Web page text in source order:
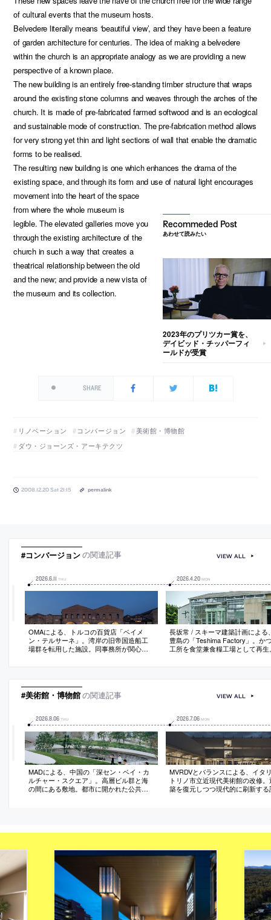
of cultural events that the museum hosts.
Belvedere literally means ‘beautiful view’, and they have been a feature
of garden architecture for centuries. The idea of making a belvedere
within the church is an appropriate analogy as we are providing a new
perspective of a known place.
The new building is an entirely free-standing timber structure that wraps
around the existing stone columns and weaves through the arches of the
church. It is made of pre-fabricated farmed softwood and is an ecological
and sustainable mode of construction. The pre-fabrication method allows
for very strong yet thin and light sections of wall that enable the dramatic
forms to be realised.
The resulting new building is one which enhances the drama of the
existing space, and through its form and use of natural light encourages
movement into the heart of the space
from where the whole museum is
legible. The elevated galleries move you
through the existing architecture of the
church in such a way that creates a
theatrical relationship between the old
and the new; and provide a new vista of
the museum and its collection.
あわせて読みたい
2023年のプリツカー賞を、
デイビッド・チッパーフィ
ールドが受賞
SHARE
リノベーション コンバージョン
美術館・博物館
ダウ・ジョーンズ・アーキテクツ
2008.12.20 Sat 21:15 permalink
#コンバージョンの関連記事
2026.6.11 THU
OMAによる、トルコの百貨店「ベイメ
ン・テルサーネ」。湾岸の旧帝国造船工
場群を転用した施設。同事務所が関心を
として、既存躯体の中に複数の構造代を
は通常生じる“階層性”を解消
2026.4.20 MON
長坂常 / スキーマ建築計画による
豊島の「Teshima Factory」。か
工所を食堂兼食糧工場として再生
着目し、計画の軸に据えて全体の
の色味を基調として家具や造作を
VIEW ALL
#美術館・博物館の関連記事
2026.8.06 THU
MADによる、中国の「深セン・ベイ・カ
ルチャー・スクエア」。高層ビル群と海
の間にある敷地。都市に開かれた公共空
2026.7.06 MON
MVRDVとバランスによる、イタ
トリノ市立近現代美術館の改修
築を復元しつつ現代的に刷新する
とも繋ぐ
VIEW ALL